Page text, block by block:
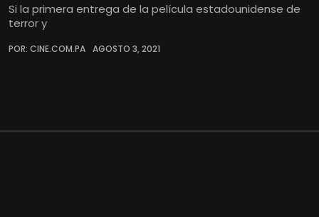
Si la primera entrega de la película estadounidense de
terror y
POR: CINE.COM.PA AGOSTO 3, 2021